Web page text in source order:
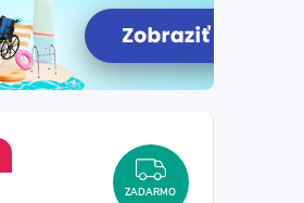
ZADARMO
ZADARMO